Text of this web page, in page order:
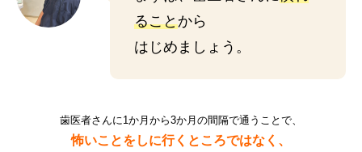
ることから
はじめましょう。
歯医者さんに1か月から3か月の間隔で通うことで、
怖いことをしに行くところではなく、